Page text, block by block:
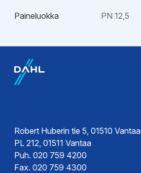
Paineluokka PN 12,5
EPD-
ympäristöseloste
Sertifikaatit
Sertifikaatit
Käyttöohje
Ohje
Robert Huberin tie 5, 01510 Vantaa
PL 212, 01511 Vantaa
Puh. 020 759 4200
Fax. 020 759 4300